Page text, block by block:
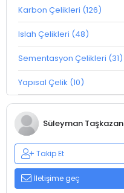
Karbon Çelikleri (126)
Islah Çelikleri (48)
Sementasyon Çelikleri (31)
Yapısal Çelik (10)
Süleyman Taşkazan
Takip Et
İletişime geç